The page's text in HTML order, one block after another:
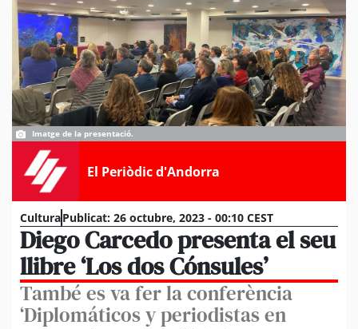
Imatge de la presentació.
El Periòdic d'Andorra
CulturaPublicat: 26 octubre, 2023 - 00:10 CEST
Diego Carcedo presenta el seu
llibre ‘Los dos Cónsules’
També es va fer la conferència
‘Diplomáticos y periodistas en